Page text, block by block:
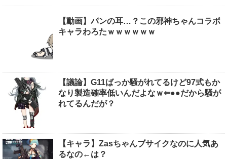
【動画】パンの耳…？この邪神ちゃんコラボ
キャラわろたｗｗｗｗｗｗ
【議論】G11ばっか騒がれてるけど97式もか
なり製造確率低いんだよなｗ⇐●●だから騒が
れてるんだが？
【キャラ】Zasちゃんブサイクなのに人気あ
るなの←は？